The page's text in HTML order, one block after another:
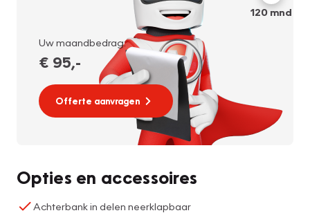
120mnd
Uw maandbedrag:
€ 95,-
Offerte aanvragen
Opties en accessoires
Achterbank in delen neerklapbaar